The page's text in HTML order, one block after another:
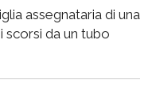
assegnataria di una
scorsi da un tubo